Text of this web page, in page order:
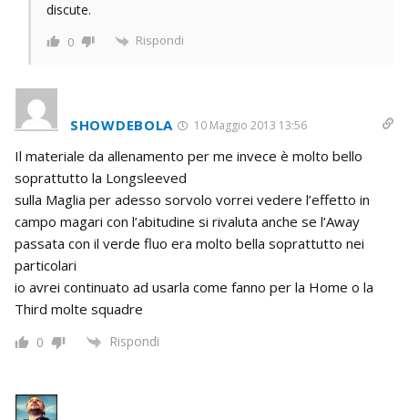
discute.
0 Rispondi
SHOWDEBOLA 10 Maggio 2013 13:56
Il materiale da allenamento per me invece è molto bello
soprattutto la Longsleeved
sulla Maglia per adesso sorvolo vorrei vedere l’effetto in
campo magari con l’abitudine si rivaluta anche se l’Away
passata con il verde fluo era molto bella soprattutto nei
particolari
io avrei continuato ad usarla come fanno per la Home o la
Third molte squadre
0 Rispondi